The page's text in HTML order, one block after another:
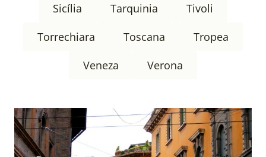
Sicília
Tarquinia
Tivoli
Torrechiara
Toscana
Tropea
Veneza
Verona